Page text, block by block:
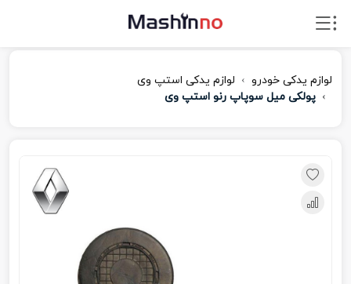
لوازم یدکی خودرو
لوازم یدکی استپ وی
پولکی میل سوپاپ رنو استپ وی